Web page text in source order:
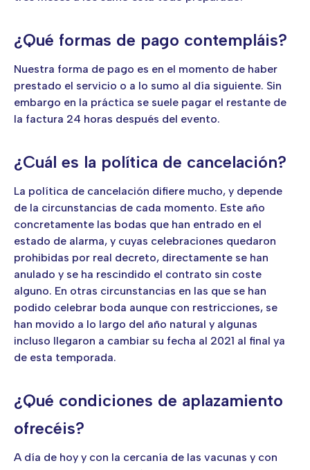
¿Qué formas de pago contempláis?
Nuestra forma de pago es en el momento de haber
prestado el servicio o a lo sumo al día siguiente. Sin
embargo en la práctica se suele pagar el restante de
la factura 24 horas después del evento.
¿Cuál es la política de cancelación?
La política de cancelación difiere mucho, y depende
de la circunstancias de cada momento. Este año
concretamente las bodas que han entrado en el
estado de alarma, y cuyas celebraciones quedaron
prohibidas por real decreto, directamente se han
anulado y se ha rescindido el contrato sin coste
alguno. En otras circunstancias en las que se han
podido celebrar boda aunque con restricciones, se
han movido a lo largo del año natural y algunas
incluso llegaron a cambiar su fecha al 2021 al final ya
de esta temporada.
¿Qué condiciones de aplazamiento
ofrecéis?
A día de hoy y con la cercanía de las vacunas y con